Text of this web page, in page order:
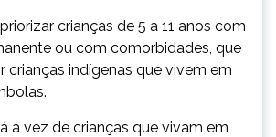
crianças de 5 a 11 anos com
ou com comorbidades, que
crianças indígenas que vivem em
a vez de crianças que vivam em